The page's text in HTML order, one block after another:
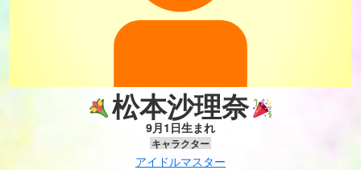
松本沙理奈
9月1日生まれ
キャラクター
アイドルマスター